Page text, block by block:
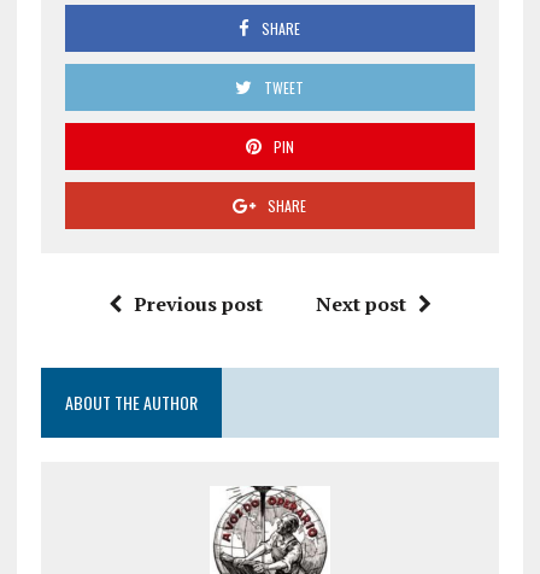
SHARE
TWEET
PIN
SHARE
Previous post Next post
ABOUT THE AUTHOR